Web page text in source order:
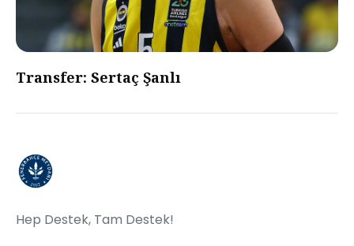
Transfer: Sertaç Şanlı
Hep Destek, Tam Destek!